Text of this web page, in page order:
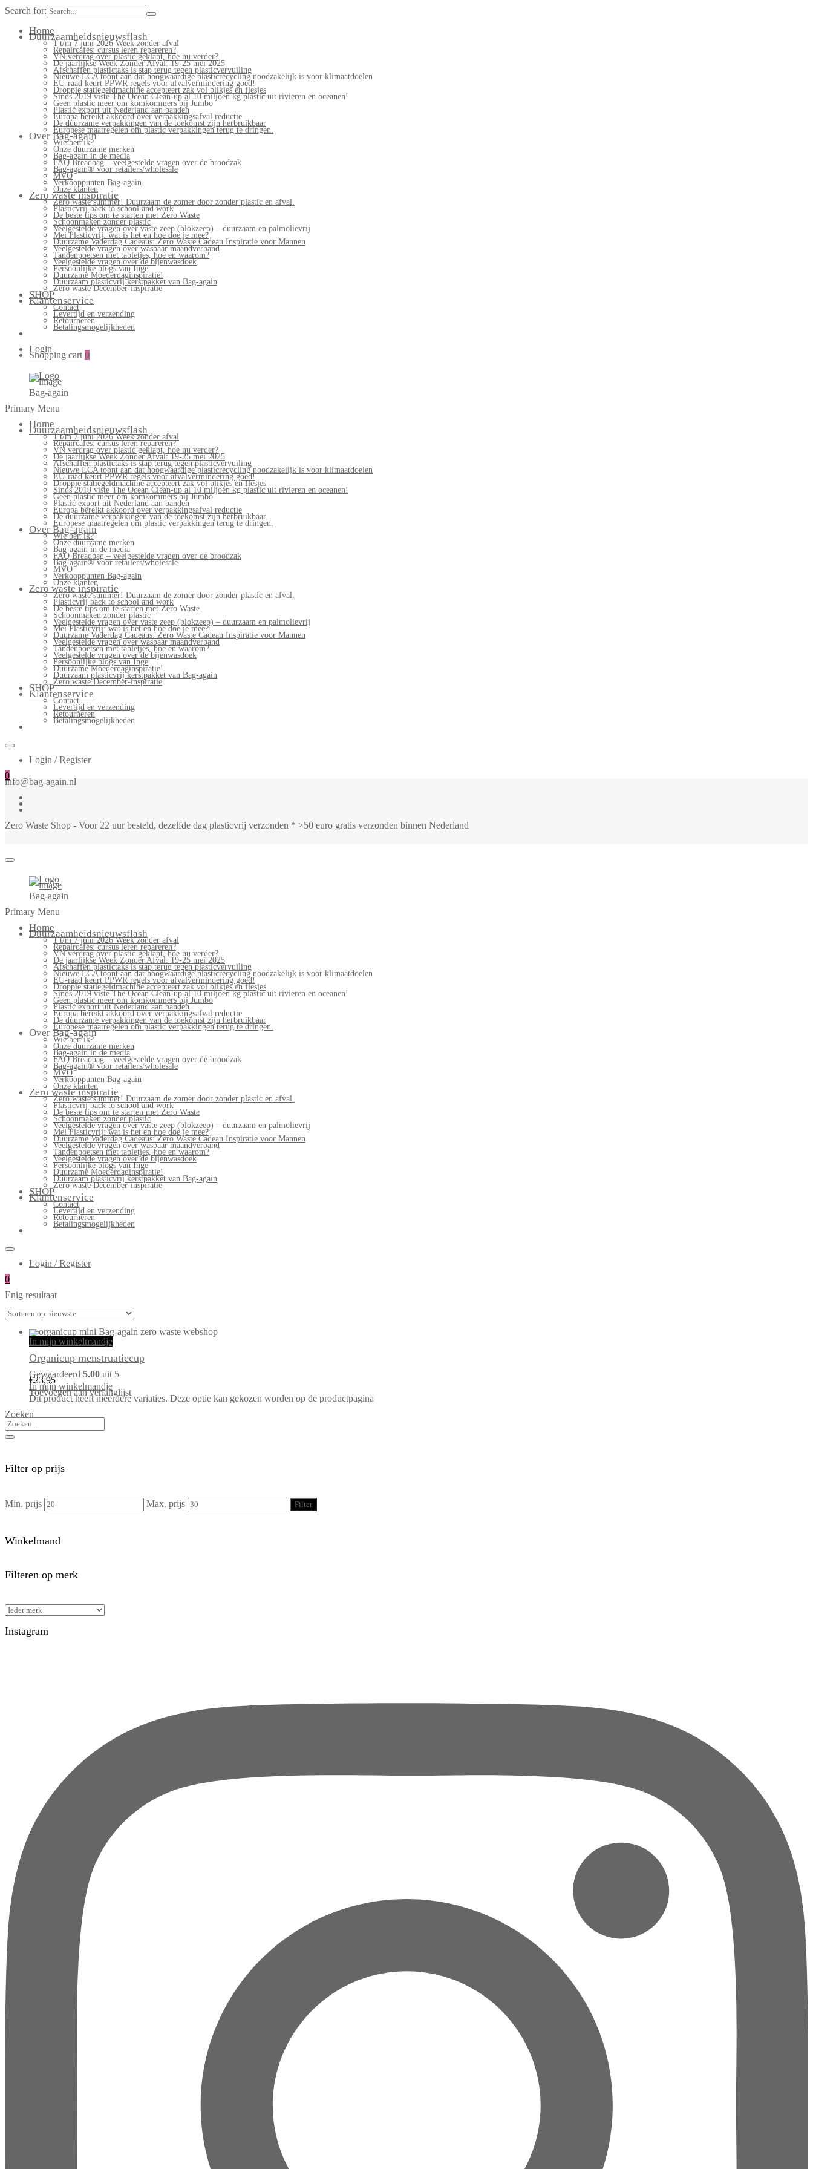
Search for:
Home
Duurzaamheidsnieuwsflash
1 t/m 7 juni 2026 Week zonder afval
Repaircafés: cursus leren repareren?
VN verdrag over plastic geklapt, hoe nu verder?
De jaarlijkse Week Zonder Afval: 19-25 mei 2025
Afschaffen plastictaks is stap terug tegen plasticvervuiling
Nieuwe LCA toont aan dat hoogwaardige plasticrecycling noodzakelijk is voor klimaatdoelen
EU-raad keurt PPWR regels voor afvalvermindering goed!
Droppie statiegeldmachine accepteert zak vol blikjes en flesjes
Sinds 2019 viste The Ocean Clean-up al 10 miljoen kg plastic uit rivieren en oceanen!
Geen plastic meer om komkommers bij Jumbo
Plastic export uit Nederland aan banden
Europa bereikt akkoord over verpakkingsafval reductie
De duurzame verpakkingen van de toekomst zijn herbruikbaar
Europese maatregelen om plastic verpakkingen terug te dringen.
Over Bag-again
Wie ben ik?
Onze duurzame merken
Bag-again in de media
FAQ Breadbag – veelgestelde vragen over de broodzak
Bag-again® voor retailers/wholesale
MVO
Verkooppunten Bag-again
Onze klanten
Zero waste inspiratie
Zero waste summer! Duurzaam de zomer door zonder plastic en afval.
Plasticvrij back to school and work
De beste tips om te starten met Zero Waste
Schoonmaken zonder plastic
Veelgestelde vragen over vaste zeep (blokzeep) – duurzaam en palmolievrij
Mei Plasticvrij: wat is het en hoe doe je mee?
Duurzame Vaderdag Cadeaus: Zero Waste Cadeau Inspiratie voor Mannen
Veelgestelde vragen over wasbaar maandverband
Tandenpoetsen met tabletjes, hoe en waarom?
Veelgestelde vragen over de bijenwasdoek
Persoonlijke blogs van Inge
Duurzame Moederdaginspiratie!
Duurzaam plasticvrij kerstpakket van Bag-again
Zero waste December-inspiratie
SHOP
Klantenservice
Contact
Levertijd en verzending
Retourneren
Betalingsmogelijkheden
Login
Shopping cart 0
Bag-again
Primary Menu
Home
Duurzaamheidsnieuwsflash
1 t/m 7 juni 2026 Week zonder afval
Repaircafés: cursus leren repareren?
VN verdrag over plastic geklapt, hoe nu verder?
De jaarlijkse Week Zonder Afval: 19-25 mei 2025
Afschaffen plastictaks is stap terug tegen plasticvervuiling
Nieuwe LCA toont aan dat hoogwaardige plasticrecycling noodzakelijk is voor klimaatdoelen
EU-raad keurt PPWR regels voor afvalvermindering goed!
Droppie statiegeldmachine accepteert zak vol blikjes en flesjes
Sinds 2019 viste The Ocean Clean-up al 10 miljoen kg plastic uit rivieren en oceanen!
Geen plastic meer om komkommers bij Jumbo
Plastic export uit Nederland aan banden
Europa bereikt akkoord over verpakkingsafval reductie
De duurzame verpakkingen van de toekomst zijn herbruikbaar
Europese maatregelen om plastic verpakkingen terug te dringen.
Over Bag-again
Wie ben ik?
Onze duurzame merken
Bag-again in de media
FAQ Breadbag – veelgestelde vragen over de broodzak
Bag-again® voor retailers/wholesale
MVO
Verkooppunten Bag-again
Onze klanten
Zero waste inspiratie
Zero waste summer! Duurzaam de zomer door zonder plastic en afval.
Plasticvrij back to school and work
De beste tips om te starten met Zero Waste
Schoonmaken zonder plastic
Veelgestelde vragen over vaste zeep (blokzeep) – duurzaam en palmolievrij
Mei Plasticvrij: wat is het en hoe doe je mee?
Duurzame Vaderdag Cadeaus: Zero Waste Cadeau Inspiratie voor Mannen
Veelgestelde vragen over wasbaar maandverband
Tandenpoetsen met tabletjes, hoe en waarom?
Veelgestelde vragen over de bijenwasdoek
Persoonlijke blogs van Inge
Duurzame Moederdaginspiratie!
Duurzaam plasticvrij kerstpakket van Bag-again
Zero waste December-inspiratie
SHOP
Klantenservice
Contact
Levertijd en verzending
Retourneren
Betalingsmogelijkheden
Login / Register
0
info@bag-again.nl
Zero Waste Shop - Voor 22 uur besteld, dezelfde dag plasticvrij verzonden * >50 euro gratis verzonden binnen Nederland
Bag-again
Primary Menu
Home
Duurzaamheidsnieuwsflash
1 t/m 7 juni 2026 Week zonder afval
Repaircafés: cursus leren repareren?
VN verdrag over plastic geklapt, hoe nu verder?
De jaarlijkse Week Zonder Afval: 19-25 mei 2025
Afschaffen plastictaks is stap terug tegen plasticvervuiling
Nieuwe LCA toont aan dat hoogwaardige plasticrecycling noodzakelijk is voor klimaatdoelen
EU-raad keurt PPWR regels voor afvalvermindering goed!
Droppie statiegeldmachine accepteert zak vol blikjes en flesjes
Sinds 2019 viste The Ocean Clean-up al 10 miljoen kg plastic uit rivieren en oceanen!
Geen plastic meer om komkommers bij Jumbo
Plastic export uit Nederland aan banden
Europa bereikt akkoord over verpakkingsafval reductie
De duurzame verpakkingen van de toekomst zijn herbruikbaar
Europese maatregelen om plastic verpakkingen terug te dringen.
Over Bag-again
Wie ben ik?
Onze duurzame merken
Bag-again in de media
FAQ Breadbag – veelgestelde vragen over de broodzak
Bag-again® voor retailers/wholesale
MVO
Verkooppunten Bag-again
Onze klanten
Zero waste inspiratie
Zero waste summer! Duurzaam de zomer door zonder plastic en afval.
Plasticvrij back to school and work
De beste tips om te starten met Zero Waste
Schoonmaken zonder plastic
Veelgestelde vragen over vaste zeep (blokzeep) – duurzaam en palmolievrij
Mei Plasticvrij: wat is het en hoe doe je mee?
Duurzame Vaderdag Cadeaus: Zero Waste Cadeau Inspiratie voor Mannen
Veelgestelde vragen over wasbaar maandverband
Tandenpoetsen met tabletjes, hoe en waarom?
Veelgestelde vragen over de bijenwasdoek
Persoonlijke blogs van Inge
Duurzame Moederdaginspiratie!
Duurzaam plasticvrij kerstpakket van Bag-again
Zero waste December-inspiratie
SHOP
Klantenservice
Contact
Levertijd en verzending
Retourneren
Betalingsmogelijkheden
Login / Register
0
Enig resultaat
In mijn winkelmandje
Organicup menstruatiecup
Gewaardeerd 5.00 uit 5
€23,95
In mijn winkelmandje
Toevoegen aan verlanglijst
Dit product heeft meerdere variaties. Deze optie kan gekozen worden op de productpagina
Zoeken
Filter op prijs
Min. prijs Max. prijs Filter
Winkelmand
Filteren op merk
Instagram